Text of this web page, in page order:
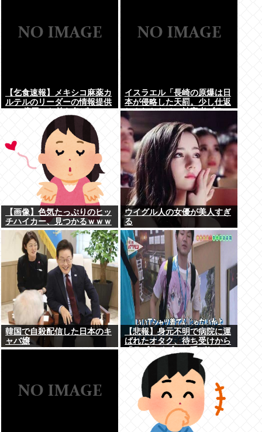
【乞食速報】メキシコ麻薬カ
ルテルのリーダーの情報提供
イスラエル「長崎の原爆は日
本が侵略した天罰。少し仕返
しされただけで被害者ヅラ。
追悼されるべきは侵略された
中国や韓国の人々だよ
【画像】色気たっぷりのヒッ
チハイカー、見つかるｗｗｗ
ウイグル人の女優が美人すぎ
る
韓国で自殺配信した日本のキ
ャバ嬢
【悲報】身元不明で病院に運
ばれたオタク、待ち受けから
「ラブライブ」と呼ばれる